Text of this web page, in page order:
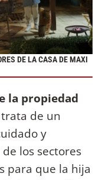
DE LA CASA DE MAXI
la propiedad
trata de un
y
los sectores
para que la hija